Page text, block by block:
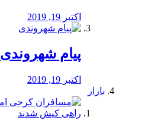
اکتبر 19, 2019
پیام شهروندی
اکتبر 19, 2019
بازار